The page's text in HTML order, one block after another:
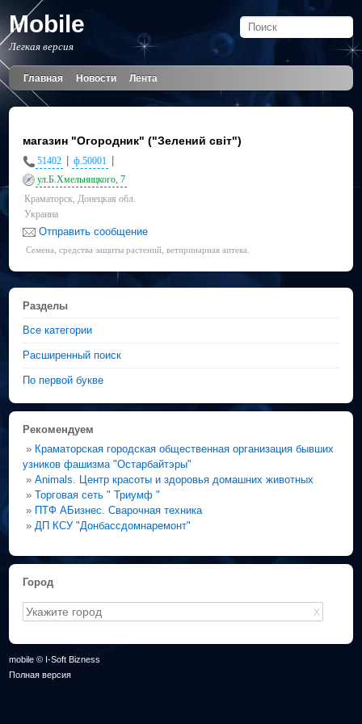
Mobile
Легкая версия
Главная Новости Лента
магазин "Огородник" ("Зелений світ")
51402 ф.50001
ул.Б.Хмельницкого, 7
Краматорск, Донецкая обл.
Украина
Отправить сообщение
Семена, средства защиты растений, ветиринарная аптека.
Разделы
Все категории
Расширенный поиск
По первой букве
Рекомендуем
» Краматорская городская общественная организация бывших
узников фашизма "Остарбайтэры"
»Animals. Центр красоты и здоровья домашних животных
»Торговая сеть " Триумф "
» ПТФ АБизнес. Сварочная техника
» ДП КСУ "Донбассдомнаремонт"
Город
X
mobile © I-Soft Bizness
Полная версия